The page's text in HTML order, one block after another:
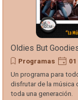
Oldies But
Programas
Un programa para
disfrutar de la música
toda una generación.